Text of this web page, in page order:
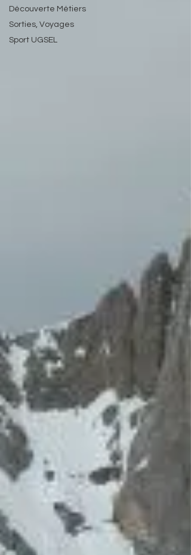
Découverte Métiers
Sorties, Voyages
Sport UGSEL